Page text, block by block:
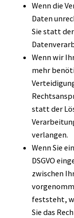
Wenn die
Daten
Sie statt
Wenn wir
mehr
statt der
verlangen.
Wenn Sie
DSGVO
zwischen
feststeht,
Sie das